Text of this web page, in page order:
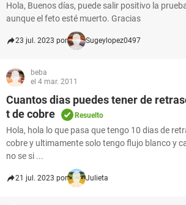
Hola, Buenos días, puede salir positivo la
aunque el feto esté muerto. Gracias
23 jul. 2023 por Sugeylopez0497
beba
el 4 mar. 2011
Cuantos dias puedes tener de
t de cobre
Resuelto
Hola, hola lo que pasa que tengo 10 dias de
cobre y ultimamente solo tengo flujo blanco y
no se si ...
21 jul. 2023 por Julieta